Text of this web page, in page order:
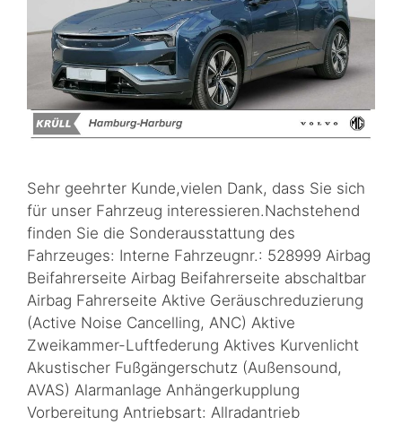
Sehr geehrter Kunde,vielen Dank, dass Sie sich
für unser Fahrzeug interessieren.Nachstehend
finden Sie die Sonderausstattung des
Fahrzeuges: Interne Fahrzeugnr.: 528999 Airbag
Beifahrerseite Airbag Beifahrerseite abschaltbar
Airbag Fahrerseite Aktive Geräuschreduzierung
(Active Noise Cancelling, ANC) Aktive
Zweikammer-Luftfederung Aktives Kurvenlicht
Akustischer Fußgängerschutz (Außensound,
AVAS) Alarmanlage Anhängerkupplung
Vorbereitung Antriebsart: Allradantrieb